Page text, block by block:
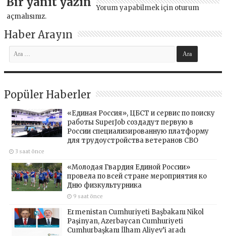
Yorum yapabilmek için oturum
açmalısınız.
Haber Arayın
Popüler Haberler
«Единая Россия», ЦБСТ и сервис по поиску
работы SuperJob создадут первую в
России специализированную платформу
для трудоустройства ветеранов СВО
3 saat önce
«Молодая Гвардия Единой России»
провела по всей стране мероприятия ко
Дню физкультурника
9 saat önce
Ermenistan Cumhuriyeti Başbakanı Nikol
Paşinyan, Azerbaycan Cumhuriyeti
Cumhurbaşkanı İlham Aliyev’i aradı